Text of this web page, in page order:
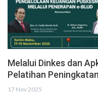
Melalui Dinkes dan
Pelatihan
17 Nov 2025